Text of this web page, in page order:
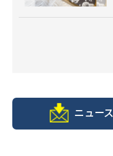
ニュー